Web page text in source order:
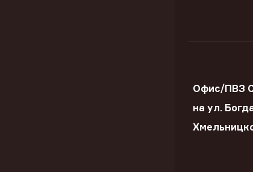
Офис/ПВЗ
на ул.